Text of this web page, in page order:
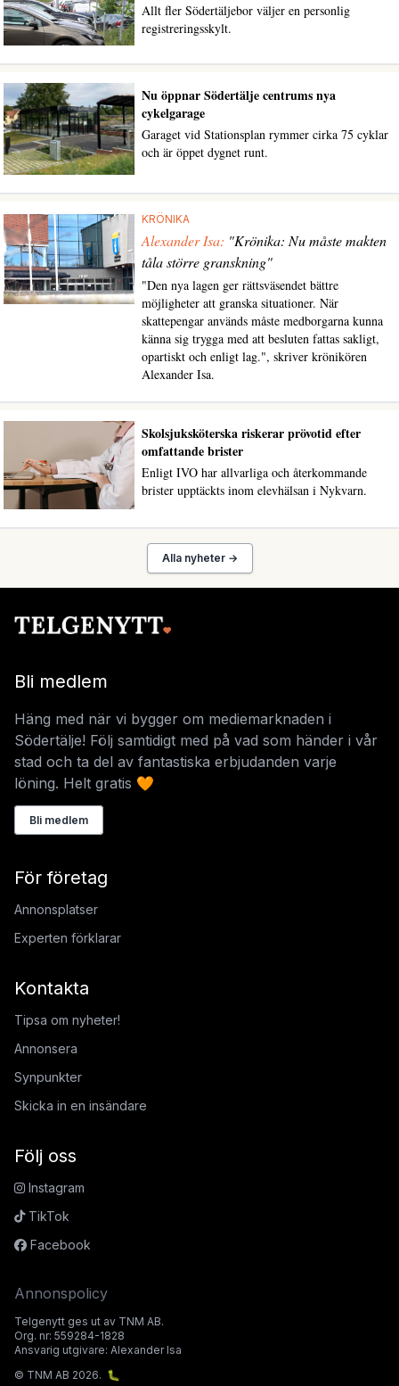
Allt fler Södertäljebor väljer en personlig
registreringsskylt.
Nu öppnar Södertälje centrums nya
cykelgarage
Garaget vid Stationsplan rymmer cirka 75 cyklar
och är öppet dygnet runt.
KRÖNIKA
Alexander Isa: "Krönika: Nu måste makten
tåla större granskning"
"Den nya lagen ger rättsväsendet bättre
möjligheter att granska situationer. När
skattepengar används måste medborgarna kunna
känna sig trygga med att besluten fattas sakligt,
opartiskt och enligt lag.", skriver krönikören
Alexander Isa.
Skolsjuksköterska riskerar prövotid efter
omfattande brister
Enligt IVO har allvarliga och återkommande
brister upptäckts inom elevhälsan i Nykvarn.
Alla nyheter →
Bli medlem
Häng med när vi bygger om mediemarknaden i
Södertälje! Följ samtidigt med på vad som händer i vår
stad och ta del av fantastiska erbjudanden varje
löning. Helt gratis 🧡
Bli medlem
För företag
Annonsplatser
Experten förklarar
Kontakta
Tipsa om nyheter!
Annonsera
Synpunkter
Skicka in en insändare
Följ oss
Instagram
TikTok
Facebook
Annonspolicy
Telgenytt ges ut av TNM AB.
Org. nr: 559284-1828
Ansvarig utgivare: Alexander Isa
© TNM AB 2026. 🐛